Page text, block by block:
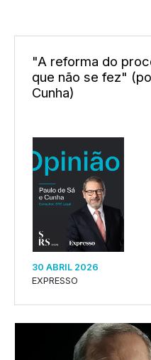
"A reforma do
que não se fez"
Cunha)
30 ABRIL 2026
EXPRESSO